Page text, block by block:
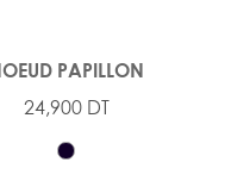
PAPILLON
24,900 DT